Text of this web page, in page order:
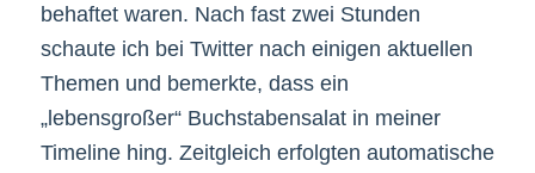
behaftet waren. Nach fast zwei Stunden
schaute ich bei Twitter nach einigen aktuellen
Themen und bemerkte, dass ein
„lebensgroßer“ Buchstabensalat in meiner
Timeline hing. Zeitgleich erfolgten automatische